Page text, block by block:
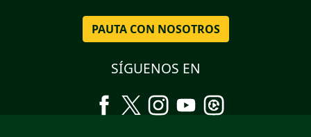
PAUTA CON NOSOTROS
SÍGUENOS EN